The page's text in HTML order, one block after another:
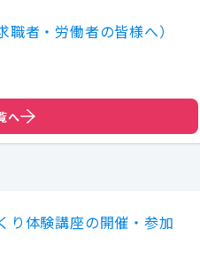
者・労働者の皆様へ）
へ
り体験講座の開催・参加